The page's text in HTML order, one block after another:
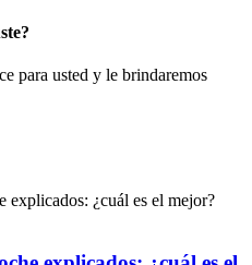
para usted y le brindaremos